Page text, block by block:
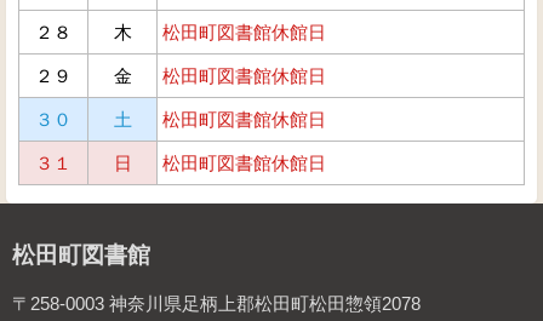
２８ 木 松田町図書館休館日
２９ 金 松田町図書館休館日
３０ 土 松田町図書館休館日
３１ 日 松田町図書館休館日
松田町図書館
〒258-0003 神奈川県足柄上郡松田町松田惣領2078